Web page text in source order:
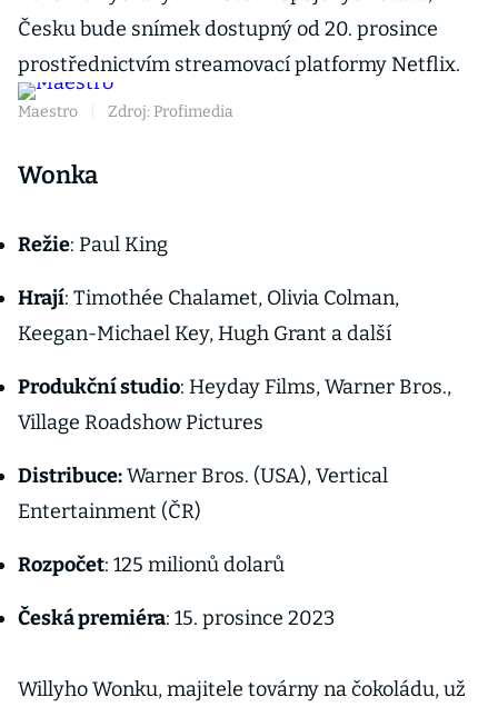
Česku bude snímek dostupný od 20. prosince
prostřednictvím streamovací platformy Netflix.
Maestro Zdroj: Profimedia
Wonka
Režie: Paul King
Hrají: Timothée Chalamet, Olivia Colman,
Keegan-Michael Key, Hugh Grant a další
Produkční studio: Heyday Films, Warner Bros.,
Village Roadshow Pictures
Distribuce:Warner Bros. (USA), Vertical
Entertainment (ČR)
Rozpočet: 125 milionů dolarů
Česká premiéra: 15. prosince 2023
Willyho Wonku, majitele továrny na čokoládu, už